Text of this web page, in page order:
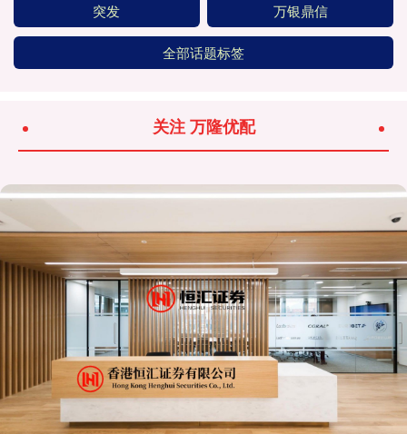
突发 万银鼎信
全部话题标签
关注 万隆优配